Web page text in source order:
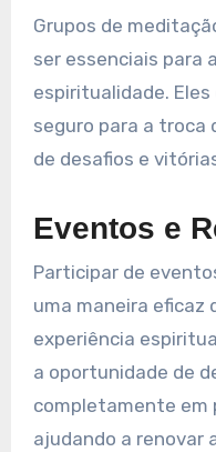
Grupos de
ser essenciais para
espiritualidade.
seguro para a troca
de desafios e
Eventos e
Participar de
uma maneira eficaz
experiência
a oportunidade de
completamente em
ajudando a renovar